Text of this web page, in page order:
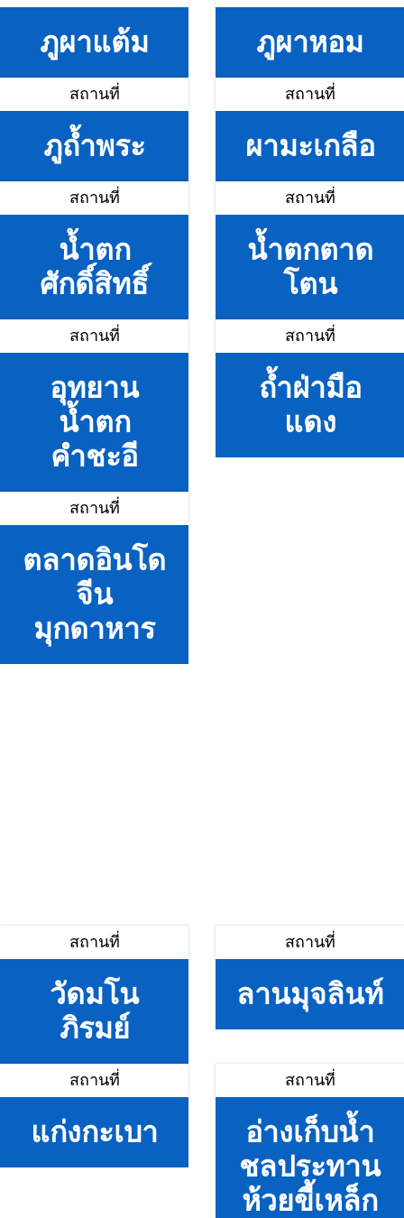
ภูผาแต้ม ภูผาหอม
สถานที่
ภูถ้ำพระ
สถานที่
ผามะเกลือ
สถานที่
น้ำตก
ศักดิ์สิทธิ์
สถานที่
น้ำตกตาด
โตน
สถานที่
อุทยาน
น้ำตก
คำชะอี
สถานที่
ถ้ำฝ่ามือ
แดง
สถานที่
ตลาดอินโด
จีน
มุกดาหาร
สถานที่
วัดมโน
ภิรมย์
สถานที่
ลานมุจลินท์
สถานที่
แก่งกะเบา
สถานที่
อ่างเก็บน้ำ
ชลประทาน
ห้วยขี้เหล็ก